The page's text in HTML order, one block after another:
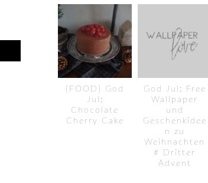
{FOOD} God
Jul:
Chocolate
Cherry Cake
God Jul: Free
Wallpaper
und
Geschenkidee
n zu
Weihnachten
# Dritter
Advent